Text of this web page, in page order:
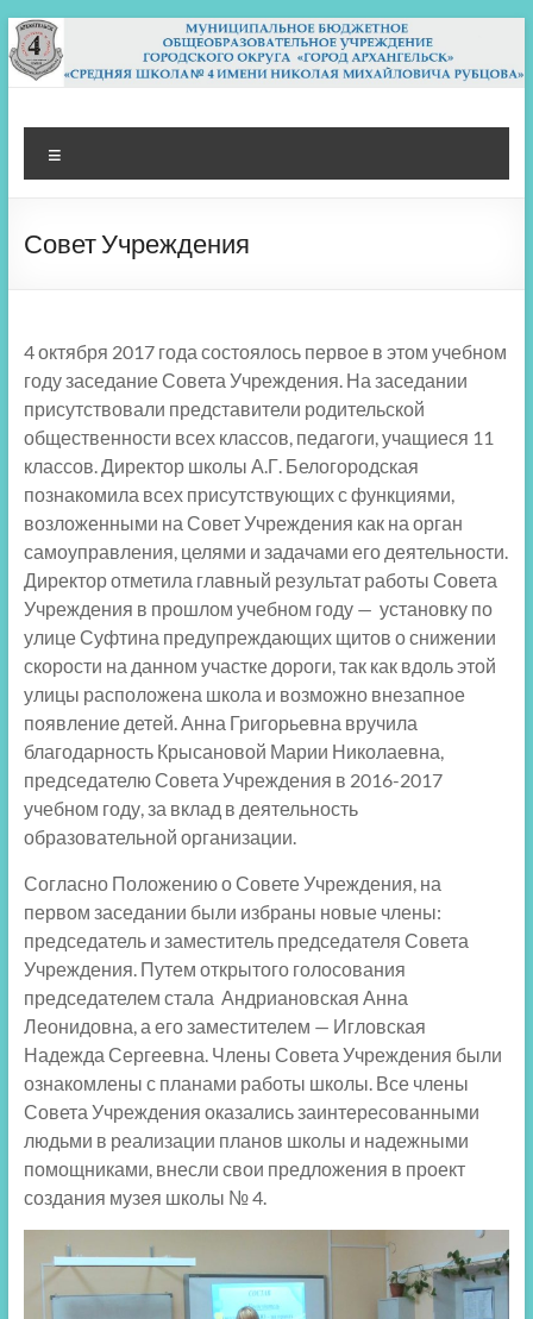
Перейти
к
содержимому
МБОУ СШ 4
Архангельск
Совет Учреждения
4 октября 2017 года состоялось первое в этом учебном
году заседание Совета Учреждения. На заседании
присутствовали представители родительской
общественности всех классов, педагоги, учащиеся 11
классов. Директор школы А.Г. Белогородская
познакомила всех присутствующих с функциями,
возложенными на Совет Учреждения как на орган
самоуправления, целями и задачами его деятельности.
Директор отметила главный результат работы Совета
Учреждения в прошлом учебном году — установку по
улице Суфтина предупреждающих щитов о снижении
скорости на данном участке дороги, так как вдоль этой
улицы расположена школа и возможно внезапное
появление детей. Анна Григорьевна вручила
благодарность Крысановой Марии Николаевна,
председателю Совета Учреждения в 2016-2017
учебном году, за вклад в деятельность
образовательной организации.
Согласно Положению о Совете Учреждения, на
первом заседании были избраны новые члены:
председатель и заместитель председателя Совета
Учреждения. Путем открытого голосования
председателем стала Андриановская Анна
Леонидовна, а его заместителем — Игловская
Надежда Сергеевна. Члены Совета Учреждения были
ознакомлены с планами работы школы. Все члены
Совета Учреждения оказались заинтересованными
людьми в реализации планов школы и надежными
помощниками, внесли свои предложения в проект
создания музея школы № 4.